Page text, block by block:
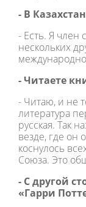
- В
- Есть. Я член
нескольких
- Читаете
- Читаю, и не
литература
русская. Так
везде, где он
коснулось
Союза. Это
- С другой
«Гарри